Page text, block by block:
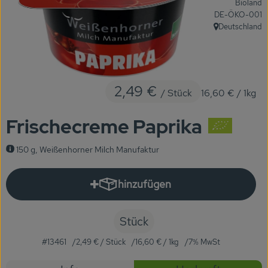
KARUSSELLE
Gutes aus Höhenberg
Einfach Bio
Tiefkühlprodukte
Naturkost
Frischecreme Paprika
150 g, Weißenhorner Milch Manufaktur
2,49 € / Stück 16,60 € / 1kg
Bioland
, Kontrollstelle:
DE-ÖKO-001
, Herkunft:
Deutschland
hinzufügen
Produkt zum Warenkorb
Stück
#13461 2,49 € / Stück 16,60 € / 1kg 7% MwSt
Rezepte